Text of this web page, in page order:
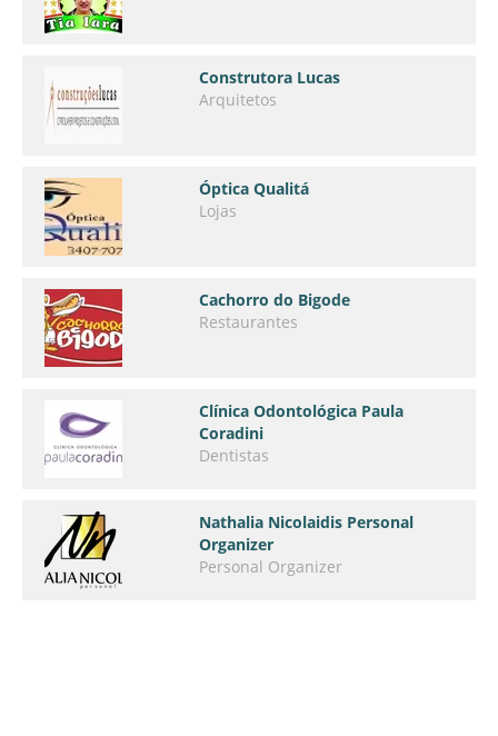
Construtora Lucas
Arquitetos
Óptica Qualitá
Lojas
Cachorro do Bigode
Restaurantes
Clínica Odontológica Paula
Coradini
Dentistas
Nathalia Nicolaidis Personal
Organizer
Personal Organizer